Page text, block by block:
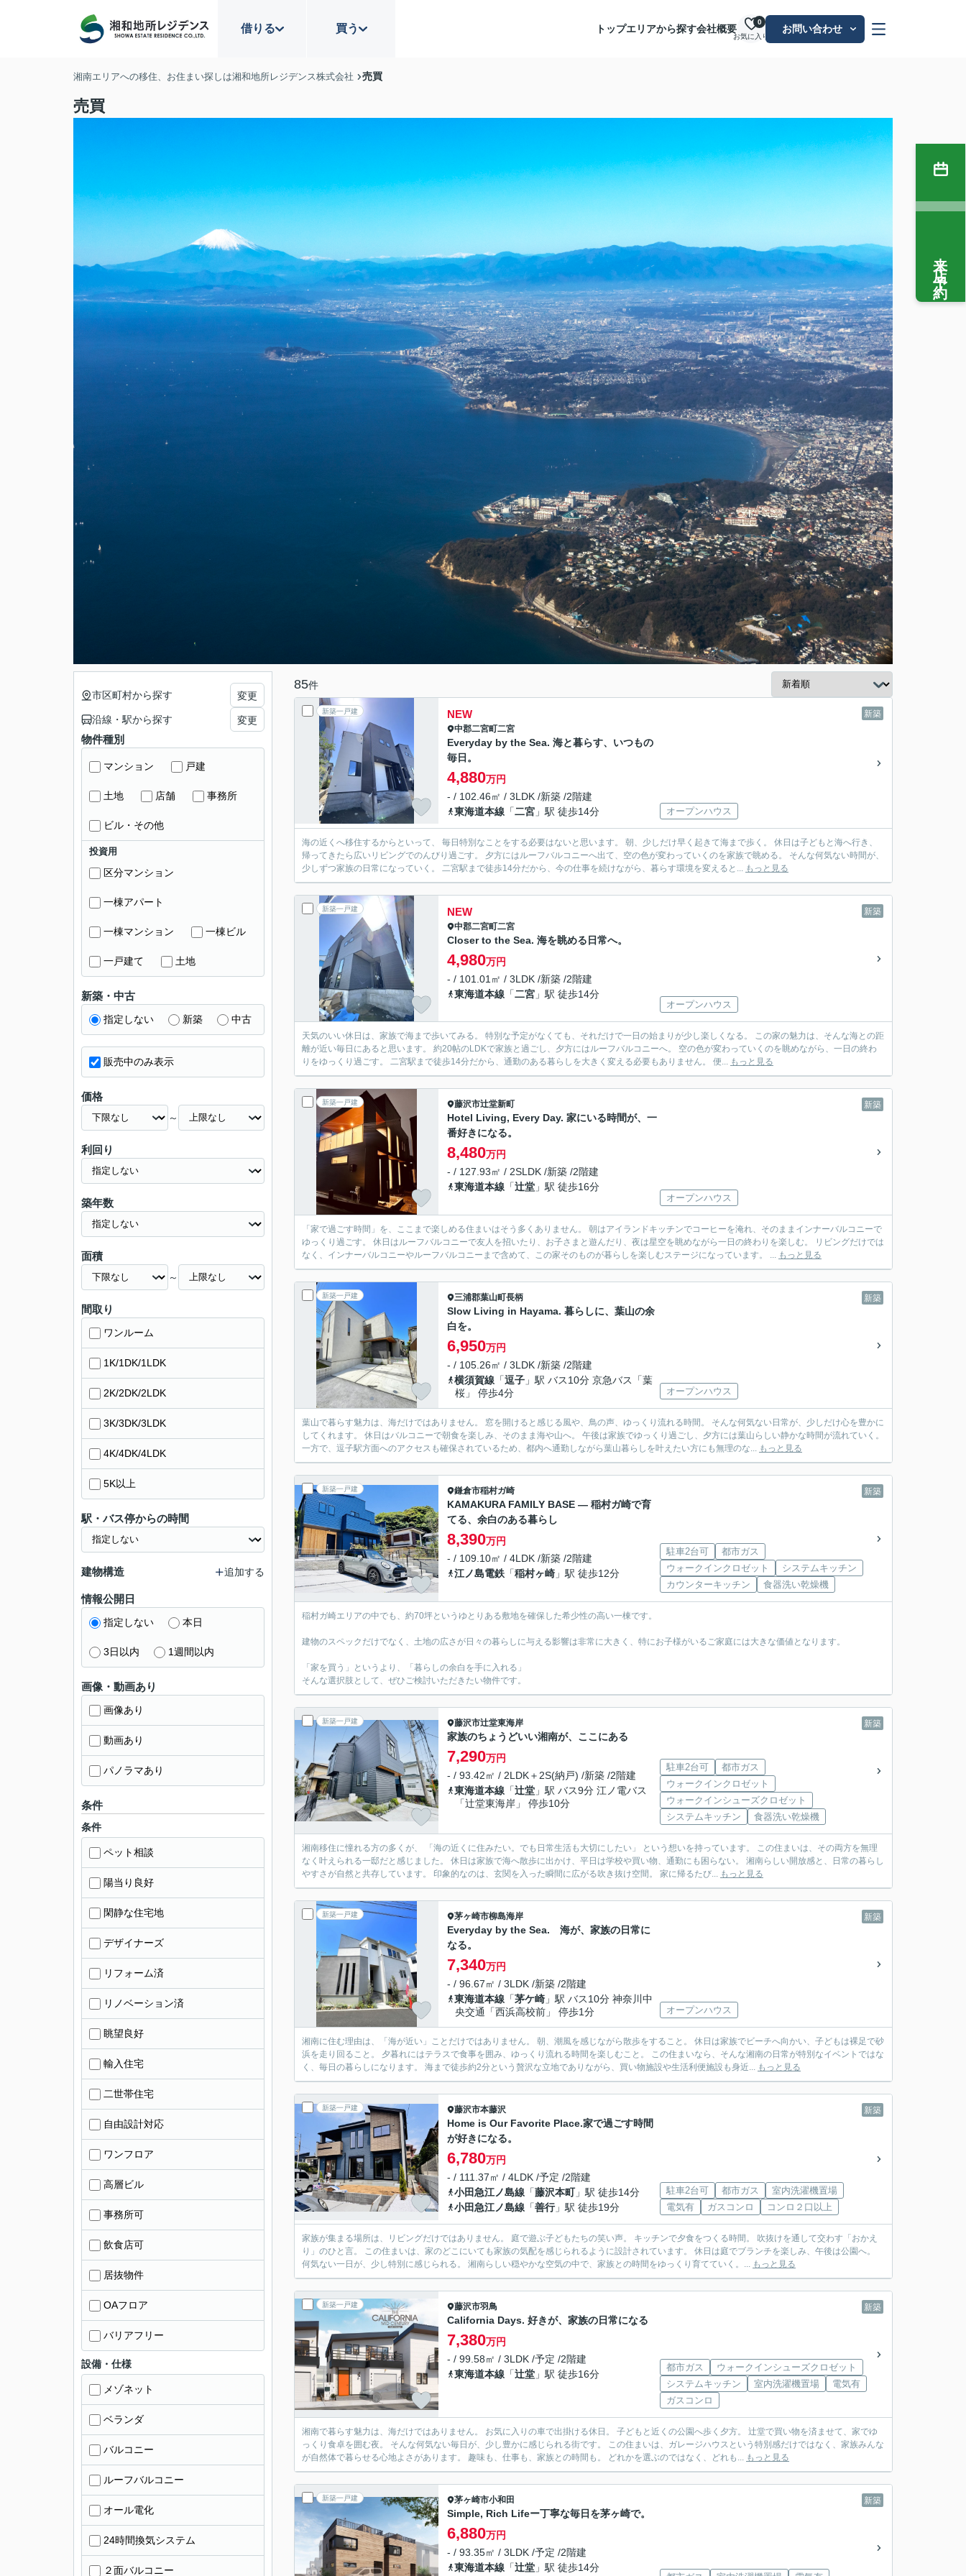
借りる 買う トップエリアから探す会社概要
お気に入り
0
お問い合わせ
湘南エリアへの移住、お住まい探しは湘和地所レジデンス株式会社 売買
売買
85件
新築一戸建 新築
NEW
中郡二宮町二宮
Everyday by the Sea. 海と暮らす、いつもの
毎日。
4,880万円
- / 102.46㎡ / 3LDK /新築 /2階建
東海道本線 「二宮 」駅 徒歩14分 オープンハウス
海の近くへ移住するからといって、 毎日特別なことをする必要はないと思います。 朝、少しだけ早く起きて海まで歩く。 休日は子どもと海へ行き、
帰ってきたら広いリビングでのんびり過ごす。 夕方にはルーフバルコニーへ出て、空の色が変わっていくのを家族で眺める。 そんな何気ない時間が、
少しずつ家族の日常になっていく。 二宮駅まで徒歩14分だから、今の仕事を続けながら、暮らす環境を変えると... もっと見る
新築一戸建 新築
NEW
中郡二宮町二宮
Closer to the Sea. 海を眺める日常へ。
4,980万円
- / 101.01㎡ / 3LDK /新築 /2階建
東海道本線 「二宮 」駅 徒歩14分
オープンハウス
天気のいい休日は、家族で海まで歩いてみる。 特別な予定がなくても、それだけで一日の始まりが少し楽しくなる。 この家の魅力は、そんな海との距
離が近い毎日にあると思います。 約20帖のLDKで家族と過ごし、夕方にはルーフバルコニーへ。 空の色が変わっていくのを眺めながら、一日の終わ
りをゆっくり過ごす。 二宮駅まで徒歩14分だから、通勤のある暮らしを大きく変える必要もありません。 便... もっと見る
新築一戸建 新築
藤沢市辻堂新町
Hotel Living, Every Day. 家にいる時間が、一
番好きになる。
8,480万円
- / 127.93㎡ / 2SLDK /新築 /2階建
東海道本線 「辻堂 」駅 徒歩16分
オープンハウス
「家で過ごす時間」を、ここまで楽しめる住まいはそう多くありません。 朝はアイランドキッチンでコーヒーを淹れ、そのままインナーバルコニーで
ゆっくり過ごす。 休日はルーフバルコニーで友人を招いたり、お子さまと遊んだり、夜は星空を眺めながら一日の終わりを楽しむ。 リビングだけでは
なく、インナーバルコニーやルーフバルコニーまで含めて、この家そのものが暮らしを楽しむステージになっています。 ... もっと見る
新築一戸建 新築
三浦郡葉山町長柄
Slow Living in Hayama. 暮らしに、葉山の余
白を。
6,950万円
- / 105.26㎡ / 3LDK /新築 /2階建
横須賀線 「逗子 」駅 バス10分 京急バス「葉
桜」 停歩4分
オープンハウス
葉山で暮らす魅力は、海だけではありません。 窓を開けると感じる風や、鳥の声、ゆっくり流れる時間。 そんな何気ない日常が、少しだけ心を豊かに
してくれます。 休日はバルコニーで朝食を楽しみ、そのまま海や山へ。 午後は家族でゆっくり過ごし、夕方には葉山らしい静かな時間が流れていく。
一方で、逗子駅方面へのアクセスも確保されているため、都内へ通勤しながら葉山暮らしを叶えたい方にも無理のな... もっと見る
新築一戸建 新築
鎌倉市稲村ガ崎
KAMAKURA FAMILY BASE — 稲村ガ崎で育
てる、余白のある暮らし
8,390万円
- / 109.10㎡ / 4LDK /新築 /2階建
江ノ島電鉄 「稲村ヶ崎 」駅 徒歩12分
駐車2台可
都市ガス
ウォークインクロゼット
システムキッチン
カウンターキッチン
食器洗い乾燥機
稲村ガ崎エリアの中でも、約70坪というゆとりある敷地を確保した希少性の高い一棟です。
建物のスペックだけでなく、土地の広さが日々の暮らしに与える影響は非常に大きく、特にお子様がいるご家庭には大きな価値となります。
「家を買う」というより、「暮らしの余白を手に入れる」
そんな選択肢として、ぜひご検討いただきたい物件です。
新築一戸建 新築
藤沢市辻堂東海岸
家族のちょうどいい湘南が、ここにある
7,290万円
- / 93.42㎡ / 2LDK＋2S(納戸) /新築 /2階建
東海道本線 「辻堂 」駅 バス9分 江ノ電バス
「辻堂東海岸」 停歩10分
駐車2台可
都市ガス
ウォークインクロゼット
ウォークインシューズクロゼット
システムキッチン
食器洗い乾燥機
湘南移住に憧れる方の多くが、 「海の近くに住みたい。でも日常生活も大切にしたい」 という想いを持っています。 この住まいは、その両方を無理
なく叶えられる一邸だと感じました。 休日は家族で海へ散歩に出かけ、平日は学校や買い物、通勤にも困らない。 湘南らしい開放感と、日常の暮らし
やすさが自然と共存しています。 印象的なのは、玄関を入った瞬間に広がる吹き抜け空間。 家に帰るたび... もっと見る
新築一戸建 新築
茅ヶ崎市柳島海岸
Everyday by the Sea. 海が、家族の日常に
なる。
7,340万円
- / 96.67㎡ / 3LDK /新築 /2階建
東海道本線 「茅ケ崎 」駅 バス10分 神奈川中
央交通「西浜高校前」 停歩1分
オープンハウス
湘南に住む理由は、「海が近い」ことだけではありません。 朝、潮風を感じながら散歩をすること。 休日は家族でビーチへ向かい、子どもは裸足で砂
浜を走り回ること。 夕暮れにはテラスで食事を囲み、ゆっくり流れる時間を楽しむこと。 この住まいなら、そんな湘南の日常が特別なイベントではな
く、毎日の暮らしになります。 海まで徒歩約2分という贅沢な立地でありながら、買い物施設や生活利便施設も身近... もっと見る
新築一戸建 新築
藤沢市本藤沢
Home is Our Favorite Place.家で過ごす時間
が好きになる。
6,780万円
- / 111.37㎡ / 4LDK /予定 /2階建
小田急江ノ島線 「藤沢本町」駅 徒歩14分
小田急江ノ島線 「善行」駅 徒歩19分
駐車2台可 都市ガス
室内洗濯機置場
電気有
ガスコンロ コンロ２口以上
家族が集まる場所は、リビングだけではありません。 庭で遊ぶ子どもたちの笑い声。 キッチンで夕食をつくる時間。 吹抜けを通して交わす「おかえ
り」のひと言。 この住まいは、家のどこにいても家族の気配を感じられるように設計されています。 休日は庭でブランチを楽しみ、午後は公園へ。
何気ない一日が、少し特別に感じられる。 湘南らしい穏やかな空気の中で、家族との時間をゆっくり育てていく。... もっと見る
新築一戸建 新築
藤沢市羽鳥
California Days. 好きが、家族の日常になる
7,380万円
- / 99.58㎡ / 3LDK /予定 /2階建
東海道本線 「辻堂 」駅 徒歩16分
都市ガス
ウォークインシューズクロゼット
システムキッチン
室内洗濯機置場
電気有
ガスコンロ
湘南で暮らす魅力は、海だけではありません。 お気に入りの車で出掛ける休日。 子どもと近くの公園へ歩く夕方。 辻堂で買い物を済ませて、家でゆ
っくり食卓を囲む夜。 そんな何気ない毎日が、少し豊かに感じられる街です。 この住まいは、ガレージハウスという特別感だけではなく、家族みんな
が自然体で暮らせる心地よさがあります。 趣味も、仕事も、家族との時間も。 どれかを選ぶのではなく、どれも... もっと見る
新築一戸建 新築
茅ヶ崎市小和田
Simple, Rich Lifeー丁寧な毎日を茅ヶ崎で。
6,880万円
- / 93.35㎡ / 3LDK /予定 /2階建
東海道本線 「辻堂 」駅 徒歩14分
市区町村から探す 変更
沿線・駅から探す 変更
物件種別
マンション 戸建
土地 店舗 事務所
ビル・その他
投資用
区分マンション
一棟アパート
一棟マンション 一棟ビル
一戸建て 土地
新築・中古
指定しない 新築 中古
販売中のみ表示
価格
～
利回り
築年数
面積
～
間取り
ワンルーム
1K/1DK/1LDK
2K/2DK/2LDK
3K/3DK/3LDK
4K/4DK/4LDK
5K以上
駅・バス停からの時間
建物構造 追加する
情報公開日
指定しない 本日
3日以内 1週間以内
画像・動画あり
画像あり
動画あり
パノラマあり
条件
条件
ペット相談
陽当り良好
閑静な住宅地
デザイナーズ
リフォーム済
リノベーション済
眺望良好
輸入住宅
二世帯住宅
自由設計対応
ワンフロア
高層ビル
事務所可
飲食店可
居抜物件
OAフロア
バリアフリー
設備・仕様
メゾネット
ベランダ
バルコニー
ルーフバルコニー
オール電化
24時間換気システム
２面バルコニー
来店予約